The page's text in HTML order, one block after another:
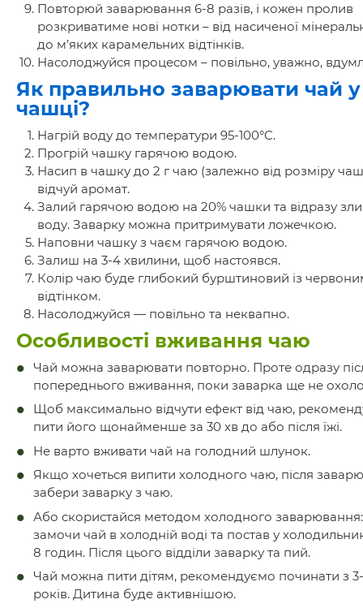
Повторюй заварювання 6-8 разів, і кожен пролив
розкриватиме нові нотки – від насиченої
до м’яких карамельних відтінків.
Насолоджуйся процесом – повільно, уважно,
Як правильно заварювати чай у
чашці?
Нагрій воду до температури 95-100°C.
Прогрій чашку гарячою водою.
Насип в чашку до 2 г чаю (залежно від розміру
відчуй аромат.
Залий гарячою водою на 20% чашки та відразу
воду. Заварку можна притримувати ложечкою.
Наповни чашку з чаєм гарячою водою.
Залиш на 3-4 хвилини, щоб настоявся.
Колір чаю буде глибокий бурштиновий із
відтінком.
Насолоджуйся — повільно та неквапно.
Особливості вживання чаю
Чай можна заварювати повторно. Проте одразу
попереднього вживання, поки заварка ще не
Щоб максимально відчути ефект від чаю,
пити його щонайменше за 30 хв до або після їжі.
Не варто вживати чай на голодний шлунок.
Якщо хочеться випити холодного чаю, після
забери заварку з чаю.
Або скористайся методом холодного заварювання:
замочи чай в холодній воді та постав у
8 годин. Після цього відділи заварку та пий.
Чай можна пити дітям, рекомендуємо починати з
років. Дитина буде активнішою.